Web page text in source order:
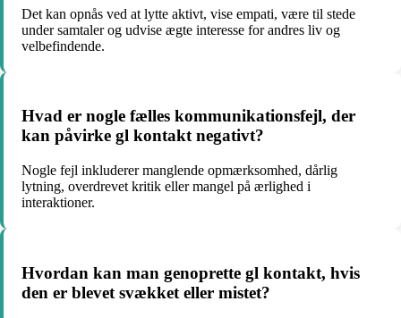
Det kan opnås ved at lytte aktivt, vise empati, være til stede
under samtaler og udvise ægte interesse for andres liv og
velbefindende.
Hvad er nogle fælles kommunikationsfejl, der
kan påvirke gl kontakt negativt?
Nogle fejl inkluderer manglende opmærksomhed, dårlig
lytning, overdrevet kritik eller mangel på ærlighed i
interaktioner.
Hvordan kan man genoprette gl kontakt, hvis
den er blevet svækket eller mistet?